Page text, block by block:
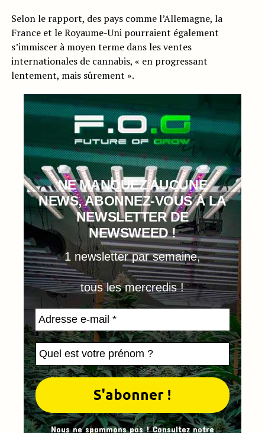
Selon le rapport, des pays comme l’Allemagne, la
France et le Royaume-Uni pourraient également
s’immiscer à moyen terme dans les ventes
internationales de cannabis, « en progressant
lentement, mais sûrement ».
NE MANQUEZ AUCUNE
NEWS, ABONNEZ-VOUS À LA
NEWSLETTER DE
NEWSWEED !
1 newsletter par semaine,
tous les mercredis !
Nous ne spammons pas ! Consultez notre